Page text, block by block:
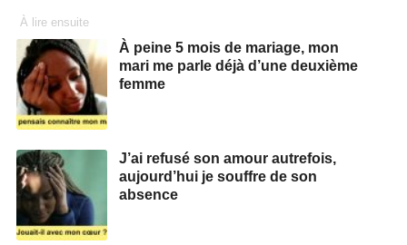
À lire ensuite
À peine 5 mois de mariage, mon
mari me parle déjà d’une deuxième
femme
J’ai refusé son amour autrefois,
aujourd’hui je souffre de son
absence